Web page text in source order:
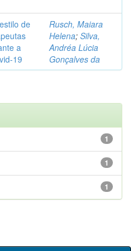
de
a
19
Rusch, Maiara
Helena; Silva,
Andréa Lúcia
Gonçalves da
1
1
1